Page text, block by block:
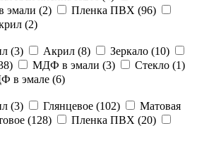
(2) Пленка ПВХ (96)
(2)
(3) Акрил (8) Зеркало (10)
) МДФ в эмали (3) Стекло (1)
в эмале (6)
(3) Глянцевое (102)
Матовая
(128) Пленка ПВХ (20)